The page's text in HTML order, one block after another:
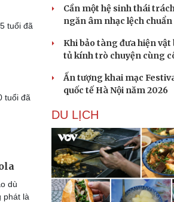
tuổi đã
tuổi đã
dù
phát là
Cần một hệ sinh thái
ngăn âm nhạc lệch chuẩn
Khi bảo tàng đưa hiện vật
tủ kính trò chuyện cùng
Ấn tượng khai mạc
quốc tế Hà Nội năm 2026
DU LỊCH